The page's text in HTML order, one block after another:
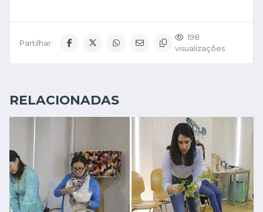
Partilhar:
198
visualizações
RELACIONADAS